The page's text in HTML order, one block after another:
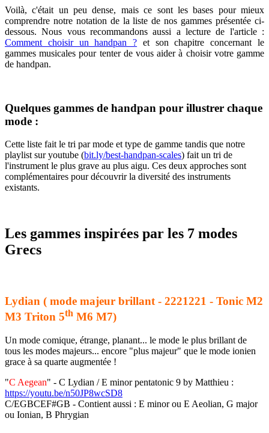
Voilà, c'était un peu dense, mais ce sont les bases pour mieux
comprendre notre notation de la liste de nos gammes présentée ci-
dessous. Nous vous recommandons aussi a lecture de l'article :
Comment choisir un handpan ? et son chapitre concernant le
gammes musicales pour tenter de vous aider à choisir votre gamme
de handpan.
Quelques gammes de handpan pour illustrer chaque
mode :
Cette liste fait le tri par mode et type de gamme tandis que notre
playlist sur youtube (bit.ly/best-handpan-scales) fait un tri de
l'instrument le plus grave au plus aigu. Ces deux approches sont
complémentaires pour découvrir la diversité des instruments
existants.
Les gammes inspirées par les 7 modes
Grecs
Lydian ( mode majeur brillant - 2221221 - Tonic M2
M3 Triton 5th M6 M7)
Un mode comique, étrange, planant... le mode le plus brillant de
tous les modes majeurs... encore "plus majeur" que le mode ionien
grace à sa quarte augmentée !
"C Aegean" - C Lydian / E minor pentatonic 9 by Matthieu :
https://youtu.be/n50JP8wcSD8
C/EGBCEF#GB - Contient aussi : E minor ou E Aeolian, G major
ou Ionian, B Phrygian